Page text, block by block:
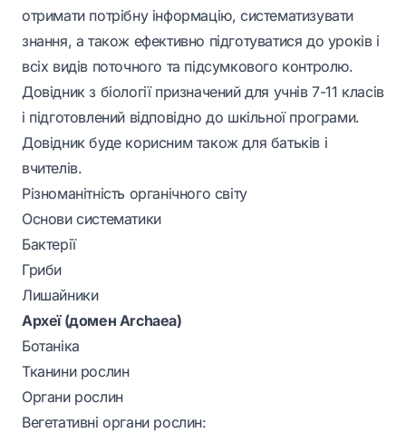
отримати потрібну інформацію, систематизувати
знання, а також ефективно підготуватися до уроків і
всіх видів поточного та підсумкового контролю.
Довідник з біології призначений для учнів 7-11 класів
і підготовлений відповідно до шкільної програми.
Довідник буде корисним також для батьків і
вчителів.
Різноманітність органічного світу
Основи систематики
Бактерії
Гриби
Лишайники
Археї (домен Archaea)
Ботаніка
Тканини рослин
Органи рослин
Вегетативні органи рослин: